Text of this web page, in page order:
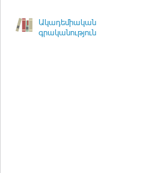
Ակադեմիական
գրականություն